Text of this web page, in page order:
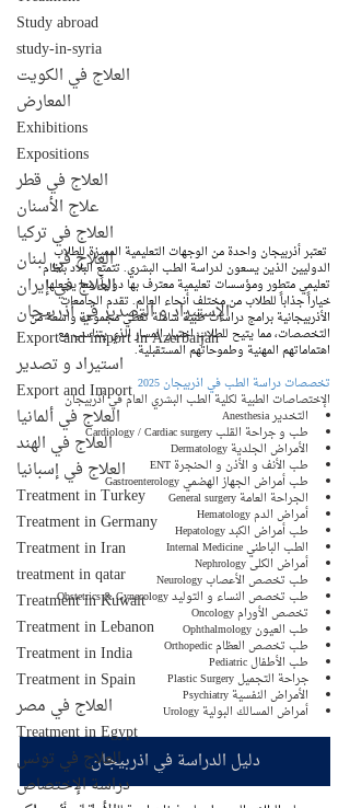
Study abroad
study-in-syria
العلاج في الكويت
المعارض
Exhibitions
Expositions
العلاج في قطر
علاج الأسنان
العلاج في تركيا
العلاج في لبنان
العلاج في إيران
الإستيراد و التصدير في أذربيجان
Export and import in Azerbaijan
استيراد و تصدير
Export and Import
العلاج في ألمانيا
العلاج في الهند
العلاج في إسبانيا
Treatment in Turkey
Treatment in Germany
Treatment in Iran
treatment in qatar
Treatment in Kuwait
Treatment in Lebanon
Treatment in India
Treatment in Spain
العلاج في مصر
Treatment in Egypt
العلاج في تونس
دراسة الإختصاص
تعتبر أذربيجان واحدة من الوجهات التعليمية المميزة للطلاب
الدوليين الذين يسعون لدراسة الطب البشري. تتمتع البلاد بنظام
تعليمي متطور ومؤسسات تعليمية معترف بها دولياً، مما يجعلها
خياراً جذاباً للطلاب من مختلف أنحاء العالم. تقدم الجامعات
الأذربيجانية برامج دراسات طبية شاملة تغطي مجموعة واسعة من
التخصصات، مما يتيح للطلاب اختيار المسار الذي يتناسب مع
اهتماماتهم المهنية وطموحاتهم المستقبلية.
تخصصات دراسة الطب في اذربيجان 2025
الإختصاصات الطبية لكلية الطب البشري العام في أذربيجان
التخدير Anesthesia
طب و جراحة القلب Cardiology / Cardiac surgery
الأمراض الجلدية Dermatology
طب الأنف و الأذن و الحنجرة ENT
طب أمراض الجهاز الهضمي Gastroenterology
الجراحة العامة General surgery
أمراض الدم Hematology
طب أمراض الكبد Hepatology
الطب الباطني Internal Medicine
أمراض الكلى Nephrology
طب تخصص الأعصاب Neurology
طب تخصص النساء و التوليد Obstetrics & Gynecology
تخصص الأورام Oncology
طب العيون Ophthalmology
طب تخصص العظام Orthopedic
طب الأطفال Pediatric
جراحة التجميل Plastic Surgery
الأمراض النفسية Psychiatry
أمراض المسالك البولية Urology
دليل الدراسة في اذربيجان